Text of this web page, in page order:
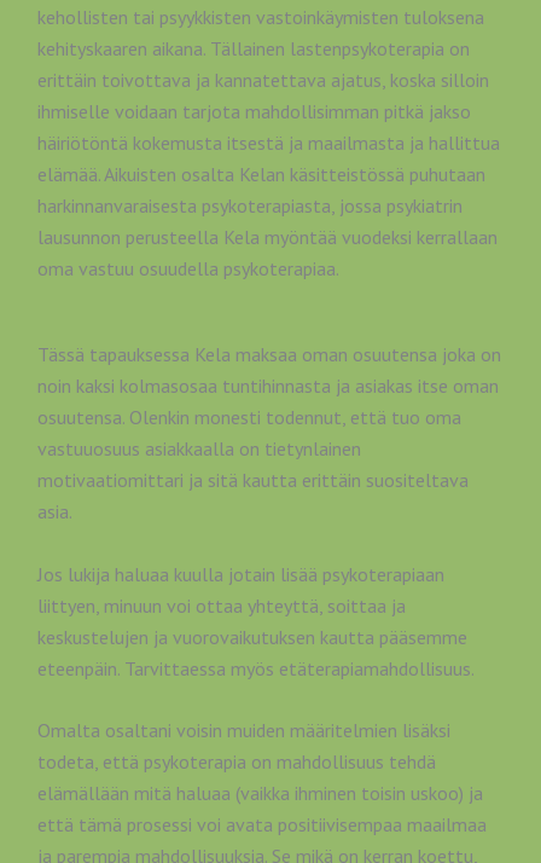
kehollisten tai psyykkisten vastoinkäymisten tuloksena
kehityskaaren aikana. Tällainen lastenpsykoterapia on
erittäin toivottava ja kannatettava ajatus, koska silloin
ihmiselle voidaan tarjota mahdollisimman pitkä jakso
häiriötöntä kokemusta itsestä ja maailmasta ja hallittua
elämää. Aikuisten osalta Kelan käsitteistössä puhutaan
harkinnanvaraisesta psykoterapiasta, jossa psykiatrin
lausunnon perusteella Kela myöntää vuodeksi kerrallaan
oma vastuu osuudella psykoterapiaa.
Tässä tapauksessa Kela maksaa oman osuutensa joka on
noin kaksi kolmasosaa tuntihinnasta ja asiakas itse oman
osuutensa. Olenkin monesti todennut, että tuo oma
vastuuosuus asiakkaalla on tietynlainen
motivaatiomittari ja sitä kautta erittäin suositeltava
asia.
Jos lukija haluaa kuulla jotain lisää psykoterapiaan
liittyen, minuun voi ottaa yhteyttä, soittaa ja
keskustelujen ja vuorovaikutuksen kautta pääsemme
eteenpäin. Tarvittaessa myös etäterapiamahdollisuus.
Omalta osaltani voisin muiden määritelmien lisäksi
todeta, että psykoterapia on mahdollisuus tehdä
elämällään mitä haluaa (vaikka ihminen toisin uskoo) ja
että tämä prosessi voi avata positiivisempaa maailmaa
ja parempia mahdollisuuksia. Se mikä on kerran koettu,